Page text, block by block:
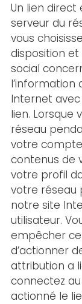
Un lien
serveur du
vous
disposition et
social
l’information
Internet
lien. Lorsque
réseau
votre
contenus de
votre profil
votre réseau
notre site
utilisateur.
empêcher
d’actionner
attribution a
connectez
actionné le